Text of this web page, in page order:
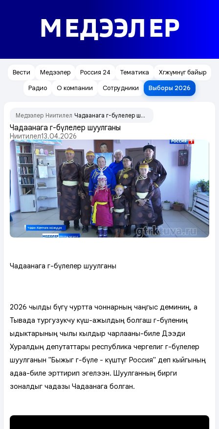
МЕДЭЭЛЕР
Вести Медээлер Россия 24 Тематика
Хөгжүмнүг байыр
Радио
О компании Сотрудники Выборы 2026
Медээлер Ниитилел Чадаанага өг-бүлелер шуулганы
Чадаанага өг-бүлелер шуулганы
Ниитилел13.04.2026
Чадаанага өг-бүлелер шуулганы
2026 чылды бүгү чуртта чоннарның чаңгыс деминиң, а
Тывада тургузукчу күш-ажылдың болгаш өг-бүлениң
ыдыктарының чылы кылдыр чарлааны-биле Дээди
Хуралдың депутаттары республика чергелиг өг-бүлелер
шуулганын "Быжыг өг-бүле - күштүг Россия" деп кыйгының
адаа-биле эрттирип эгелээн. Шуулганның бирги
зоналдыг чадазы Чадаанага болган.